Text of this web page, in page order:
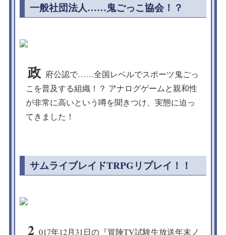
一般社団法人……鬼ごっこ協会！？
政 府公認で……全国レベルでスポーツ鬼ごっ
こを普及する組織！？ アナログゲームと親和性
が非常に高いという噂を聞きつけ、実態に迫っ
てきました！
サムライブレイドTRPGリプレイ！！
2 017年12月31日の『冒険TV試験生放送年末ノ